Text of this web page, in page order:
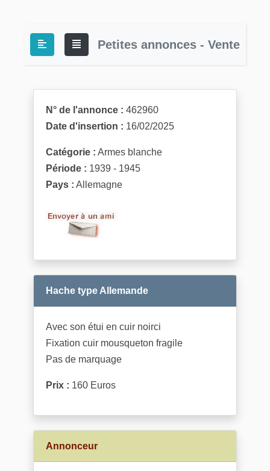
Petites annonces - Vente
N° de l'annonce : 462960
Date d'insertion : 16/02/2025
Catégorie : Armes blanche
Période : 1939 - 1945
Pays : Allemagne
Hache type Allemande
Avec son étui en cuir noirci
Fixation cuir mousqueton fragile
Pas de marquage
Prix : 160 Euros
Annonceur